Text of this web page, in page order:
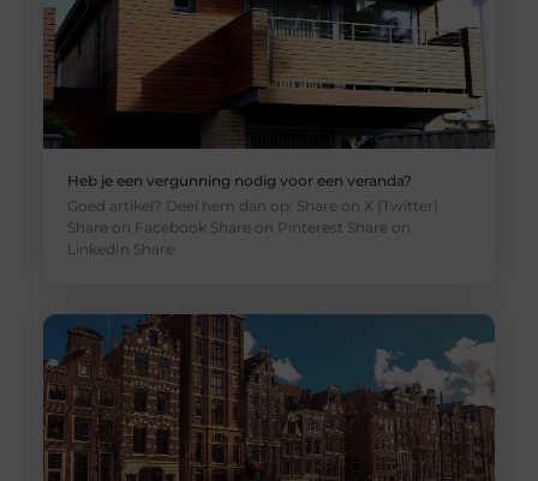
Heb je een vergunning nodig voor een veranda?
Goed artikel? Deel hem dan op: Share on X (Twitter)
Share on Facebook Share on Pinterest Share on
LinkedIn Share